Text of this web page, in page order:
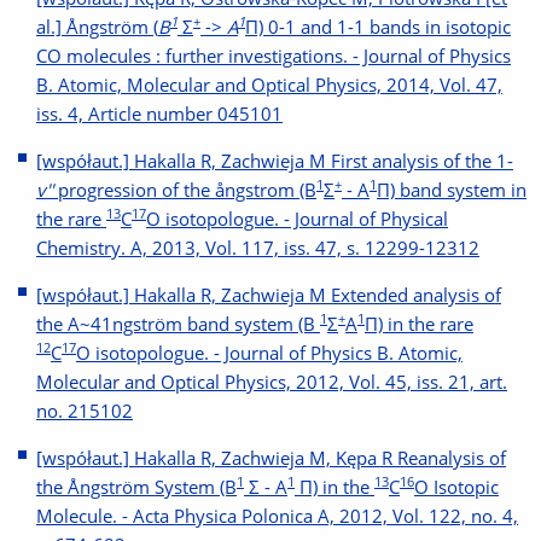
al.] Ångström (B1 Σ+ -> A1Π) 0-1 and 1-1 bands in isotopic
CO molecules : further investigations. - Journal of Physics
B. Atomic, Molecular and Optical Physics, 2014, Vol. 47,
iss. 4, Article number 045101
[współaut.] Hakalla R, Zachwieja M First analysis of the 1-
v''progression of the ångstrom (B1Σ+ - A1 Π) band system in
the rare 13C17O isotopologue. - Journal of Physical
Chemistry. A, 2013, Vol. 117, iss. 47, s. 12299-12312
[współaut.] Hakalla R, Zachwieja M Extended analysis of
the A~41ngström band system (B 1Σ+A1 Π) in the rare
12C17O isotopologue. - Journal of Physics B. Atomic,
Molecular and Optical Physics, 2012, Vol. 45, iss. 21, art.
no. 215102
[współaut.] Hakalla R, Zachwieja M, Kępa R Reanalysis of
the Ångström System (B1 Σ - A1 Π) in the 13C16O Isotopic
Molecule. - Acta Physica Polonica A, 2012, Vol. 122, no. 4,